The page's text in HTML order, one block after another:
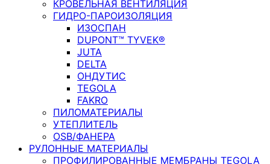
КРОВЕЛЬНАЯ ВЕНТИЛЯЦИЯ
ГИДРО-ПАРОИЗОЛЯЦИЯ
ИЗОСПАН
DUPONT™ TYVEK®
JUTA
DELTA
ОНДУТИС
TEGOLA
FAKRO
ПИЛОМАТЕРИАЛЫ
УТЕПЛИТЕЛЬ
OSB/ФАНЕРА
РУЛОННЫЕ МАТЕРИАЛЫ
ПРОФИЛИРОВАННЫЕ МЕМБРАНЫ TEGOLA